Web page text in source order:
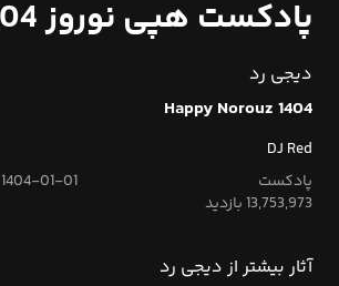
پادکست هپی نوروز 1404
دیجی رد
Happy Norouz 1404
DJ Red
پادکست
1404-01-01
13,753,973 بازدید
آثار بیشتر از دیجی رد